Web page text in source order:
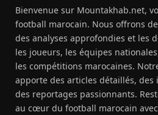
Bienvenue sur Mountakhab.net,
football marocain. Nous offrons
des analyses approfondies et les
les joueurs, les équipes
les compétitions marocaines.
apporte des articles détaillés, des
des reportages passionnants.
au cœur du football marocain